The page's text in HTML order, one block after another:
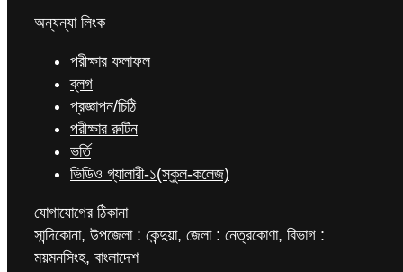
অন্যন্যা লিংক
পরীক্ষার ফলাফল
ব্লগ
প্রজ্ঞাপন/চিঠি
পরীক্ষার রুটিন
ভর্তি
ভিডিও গ্যালারী-১(স্কুল-কলেজ)
যোগাযোগের ঠিকানা
সান্দিকোনা, উপজেলা : কেন্দুয়া, জেলা : নেত্রকোণা, বিভাগ :
ময়মনসিংহ, বাংলাদেশ